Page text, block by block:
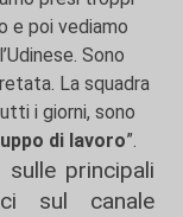
e poi vediamo
Sono
La squadra
i giorni, sono
di lavoro”.
sulle principali
sul canale